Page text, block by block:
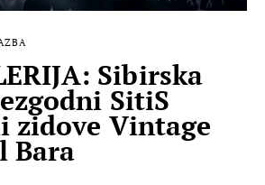
Sibirska
SitiS
zidove Vintage
Bara